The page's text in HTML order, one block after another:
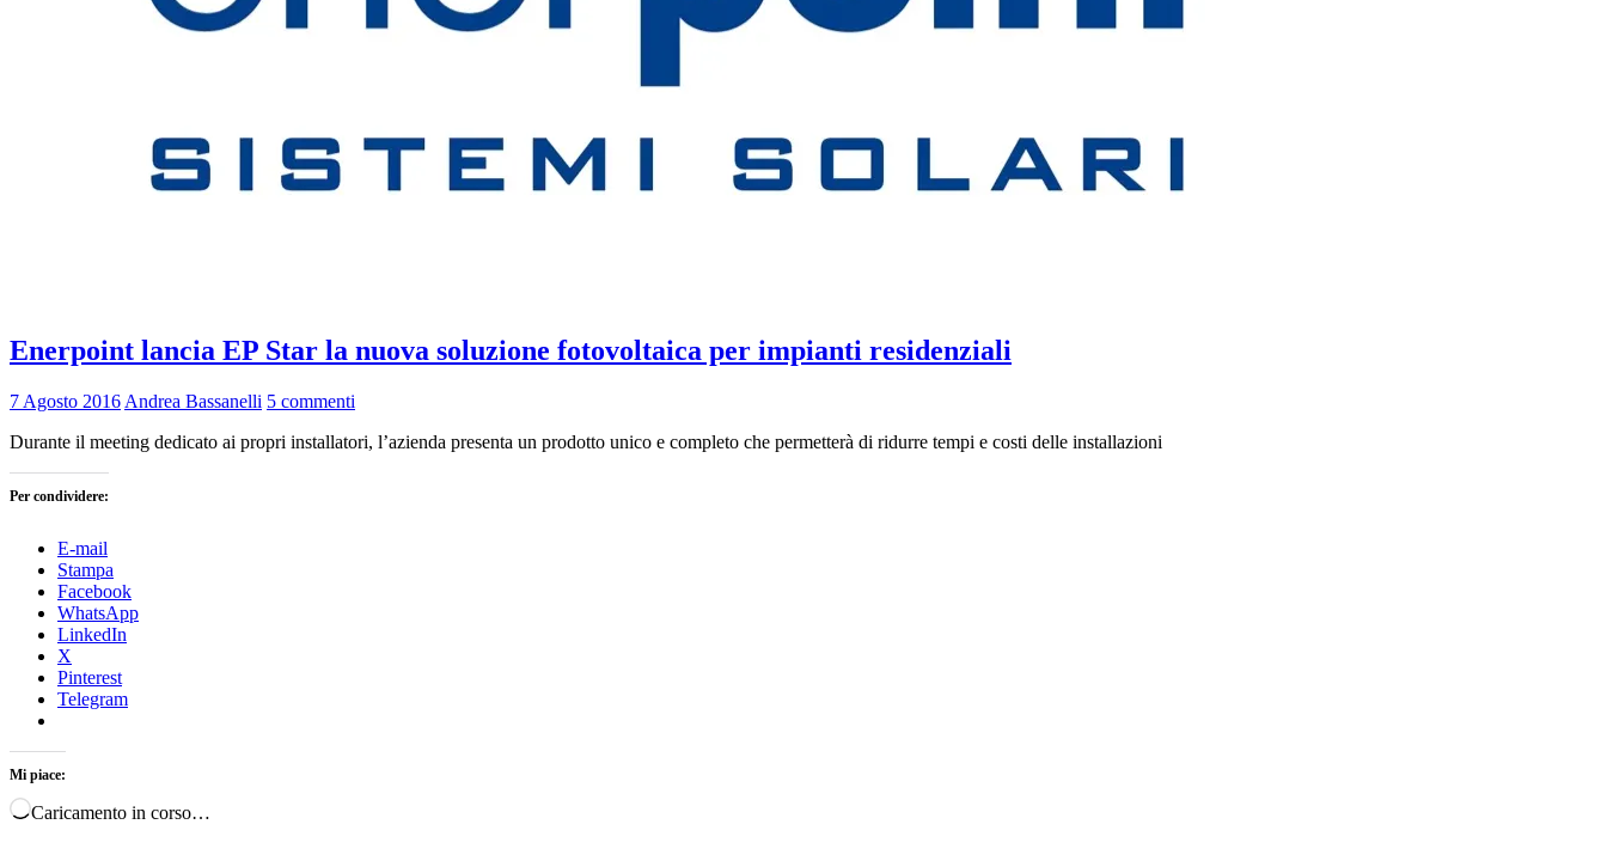
Enerpoint lancia EP Star la nuova soluzione fotovoltaica per impianti residenziali
7 Agosto 2016 Andrea Bassanelli 5 commenti
Durante il meeting dedicato ai propri installatori, l’azienda presenta un prodotto unico e completo che permetterà di ridurre tempi e costi delle installazioni
Per condividere:
E-mail
Stampa
Facebook
WhatsApp
LinkedIn
X
Pinterest
Telegram
Mi piace:
Caricamento in corso…